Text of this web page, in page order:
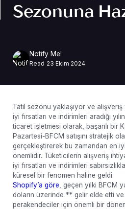
Sezonuna
Notify Me!
Read 23 Ekim 2024
Tatil sezonu yaklaşıyor ve
iyi fırsatları ve indirimleri aradığı
ticaret işletmesi olarak, başarılı bir
Pazartesi-BFCM satışını stratejik
gerçekleştirerek bu zamandan en
önemlidir. Tüketicilerin alışveriş
iyi fırsatları ve indirimleri
küresel bir fenomen haline geldi.
Shopify’a göre , geçen yılki BFCM
doların üzerinde ** gelir elde etti
perakendeciler için önemli bir